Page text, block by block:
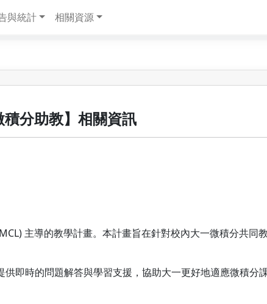
與統計 相關資源
分助教】相關資訊
主導的教學計畫。本計畫旨在針對校內大一微積分共同
即時的問題解答與學習支援，協助大一更好地適應微積分